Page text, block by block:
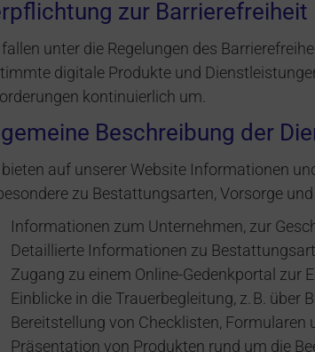
zur Barrierefreiheit
unter die Regelungen des
digitale Produkte und
kontinuierlich um.
Beschreibung der
auf unserer Website Informationen
zu Bestattungsarten, Vorsorge
Informationen zum Unternehmen, zur
Detaillierte Informationen zu
Zugang zu einem Online-Gedenkportal zur
Einblicke in die Trauerbegleitung, z. B. über
Bereitstellung von Checklisten, Formularen
Präsentation von Produkten rund um die